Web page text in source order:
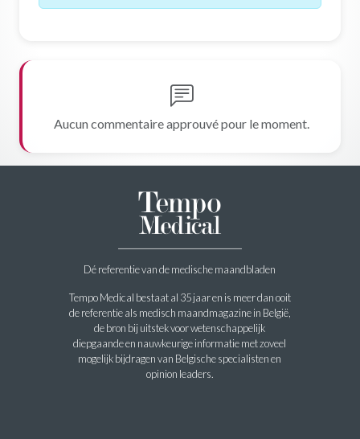
Aucun commentaire approuvé pour le moment.
Dé referentie van de medische maandbladen
Tempo Medical bestaat al 35 jaar en is meer dan ooit
de referentie als medisch maandmagazine in België,
de bron bij uitstek voor wetenschappelijk
diepgaande en nauwkeurige informatie met zoveel
mogelijk bijdragen van Belgische specialisten en
opinion leaders.